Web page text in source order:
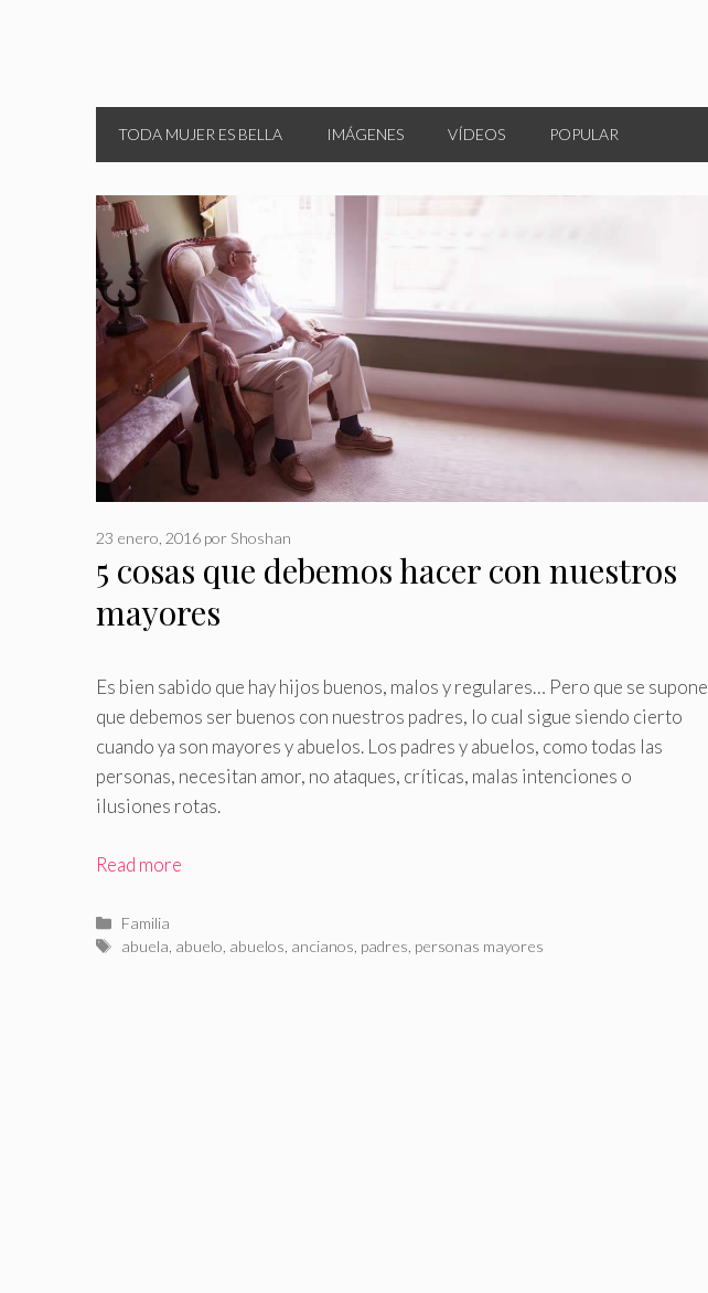
TODA MUJER ES BELLA IMÁGENES VÍDEOS POPULAR
5 cosas que debemos hacer con nuestros
mayores
23 enero, 2016 por Shoshan
Es bien sabido que hay hijos buenos, malos y regulares… Pero que se supone
que debemos ser buenos con nuestros padres, lo cual sigue siendo cierto
cuando ya son mayores y abuelos. Los padres y abuelos, como todas las
personas, necesitan amor, no ataques, críticas, malas intenciones o
ilusiones rotas.
Read more
Categorías
Familia
Etiquetas
abuela abuelo abuelos ancianos padres personas mayores